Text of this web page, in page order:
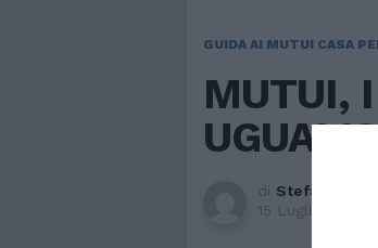
GUIDA AI MUTUI CASA
MUTUI,
UGUALI?
di Stefano
15 Luglio 2020,